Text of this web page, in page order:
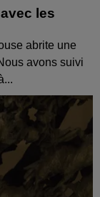
les
abrite une
avons suivi